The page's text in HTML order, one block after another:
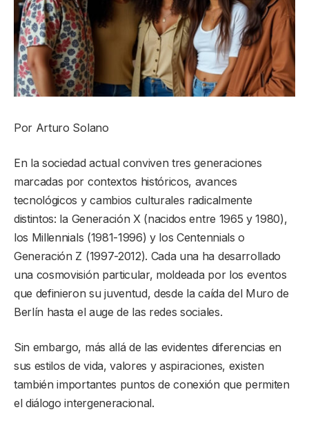
Por Arturo Solano
En la sociedad actual conviven tres generaciones
marcadas por contextos históricos, avances
tecnológicos y cambios culturales radicalmente
distintos: la Generación X (nacidos entre 1965 y 1980),
los Millennials (1981-1996) y los Centennials o
Generación Z (1997-2012). Cada una ha desarrollado
una cosmovisión particular, moldeada por los eventos
que definieron su juventud, desde la caída del Muro de
Berlín hasta el auge de las redes sociales.
Sin embargo, más allá de las evidentes diferencias en
sus estilos de vida, valores y aspiraciones, existen
también importantes puntos de conexión que permiten
el diálogo intergeneracional.